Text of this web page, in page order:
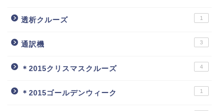
透析クルーズ 1
通訳機 3
＊2015クリスマスクルーズ 4
＊2015ゴールデンウィーク 1